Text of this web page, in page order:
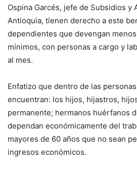
Ospina Garcés, jefe de Subsidios y
Antioquia, tienen derecho a este
dependientes que devengan
mínimos, con personas a cargo y
al mes.
Enfatizo que dentro de las
encuentran: los hijos, hijastros,
permanente; hermanos huérfanos
dependan económicamente del
mayores de 60 años que no sean
ingresos económicos.